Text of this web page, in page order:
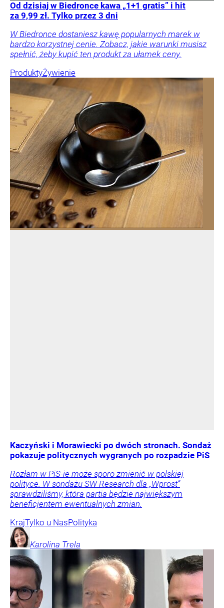
Od dzisiaj w Biedronce kawa „1+1 gratis” i hit
za 9,99 zł. Tylko przez 3 dni
W Biedronce dostaniesz kawę popularnych marek w
bardzo korzystnej cenie. Zobacz, jakie warunki musisz
spełnić, żeby kupić ten produkt za ułamek ceny.
ProduktyŻywienie
Kaczyński i Morawiecki po dwóch stronach. Sondaż
pokazuje politycznych wygranych po rozpadzie PiS
Rozłam w PiS-ie może sporo zmienić w polskiej
polityce. W sondażu SW Research dla „Wprost”
sprawdziliśmy, która partia będzie największym
beneficjentem ewentualnych zmian.
KrajTylko u NasPolityka
Karolina Trela